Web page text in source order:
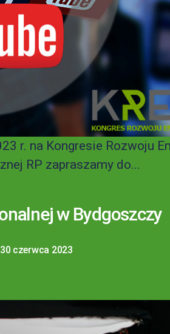
r. na Kongresie Rozwoju
RP zapraszamy do...
w Bydgoszczy
30 czerwca 2023